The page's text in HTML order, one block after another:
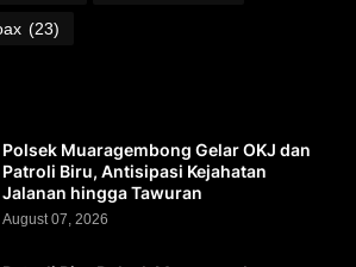
(23)
Polsek Muaragembong Gelar OKJ dan
Patroli Biru, Antisipasi Kejahatan
Jalanan hingga Tawuran
August 07, 2026